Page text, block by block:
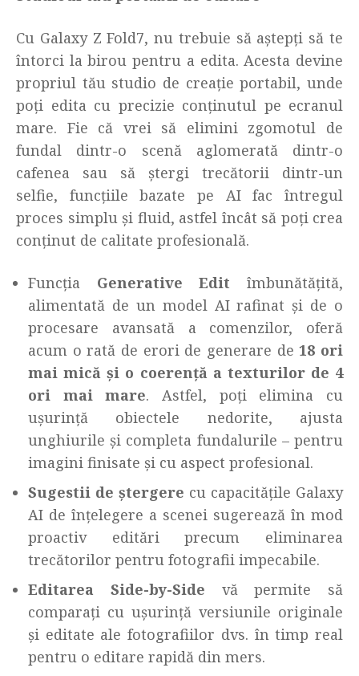
Cu Galaxy Z Fold7, nu trebuie să aștepți să te
întorci la birou pentru a edita. Acesta devine
propriul tău studio de creație portabil, unde
poți edita cu precizie conținutul pe ecranul
mare. Fie că vrei să elimini zgomotul de
fundal dintr-o scenă aglomerată dintr-o
cafenea sau să ștergi trecătorii dintr-un
selfie, funcțiile bazate pe AI fac întregul
proces simplu și fluid, astfel încât să poți crea
conținut de calitate profesională.
Funcția Generative Edit îmbunătățită,
alimentată de un model AI rafinat și de o
procesare avansată a comenzilor, oferă
acum o rată de erori de generare de18 ori
mai mică și o coerență a texturilor de 4
ori mai mare. Astfel, poți elimina cu
ușurință obiectele nedorite, ajusta
unghiurile și completa fundalurile – pentru
imagini finisate și cu aspect profesional.
Sugestii de ștergere cu capacitățile Galaxy
AI de înțelegere a scenei sugerează în mod
proactiv editări precum eliminarea
trecătorilor pentru fotografii impecabile.
Editarea Side-by-Side vă permite să
comparați cu ușurință versiunile originale
și editate ale fotografiilor dvs. în timp real
pentru o editare rapidă din mers.